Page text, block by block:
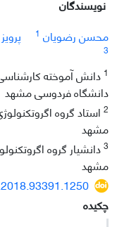
نویسندگان
محسن رضویان 1
3
1 دانش آموخته
دانشگاه فردوسی مشهد
2 استاد گروه
مشهد
3دانشیار گروه
مشهد
چکیده